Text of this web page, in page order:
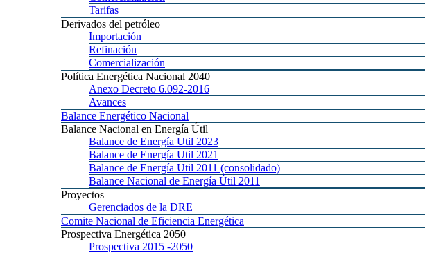
Tarifas
Derivados del petróleo
Importación
Refinación
Comercialización
Política Energética Nacional 2040
Anexo Decreto 6.092-2016
Avances
Balance Energético Nacional
Balance Nacional en Energía Útil
Balance de Energía Util 2023
Balance de Energía Util 2021
Balance de Energía Util 2011 (consolidado)
Balance Nacional de Energía Útil 2011
Proyectos
Gerenciados de la DRE
Comite Nacional de Eficiencia Energética
Prospectiva Energética 2050
Prospectiva 2015 -2050